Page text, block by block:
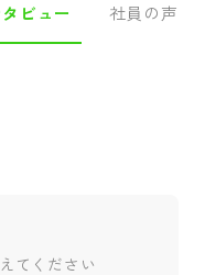
ビュー 社員の声
てください